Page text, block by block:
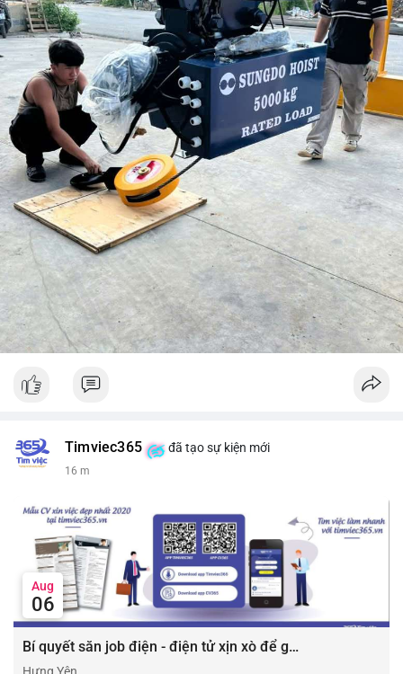
Timviec365 đã tạo sự kiện mới
16 m
Aug
06
Bí quyết săn job điện - điện tử xịn xò để gia tăng thu nhập ⚡